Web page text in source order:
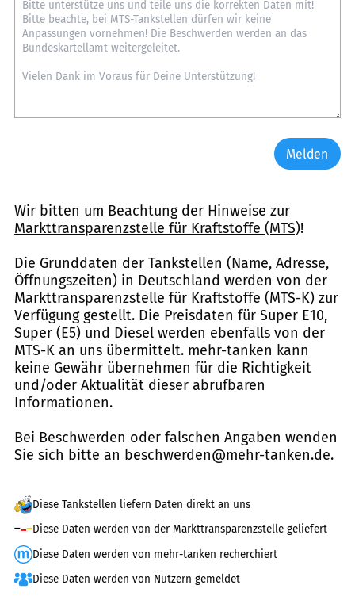
Melden
Wir bitten um Beachtung der Hinweise zur
Markttransparenzstelle für Kraftstoffe (MTS)!
Die Grunddaten der Tankstellen (Name, Adresse,
Öffnungszeiten) in Deutschland werden von der
Markttransparenzstelle für Kraftstoffe (MTS-K) zur
Verfügung gestellt. Die Preisdaten für Super E10,
Super (E5) und Diesel werden ebenfalls von der
MTS-K an uns übermittelt. mehr-tanken kann
keine Gewähr übernehmen für die Richtigkeit
und/oder Aktualität dieser abrufbaren
Informationen.
Bei Beschwerden oder falschen Angaben wenden
Sie sich bitte an beschwerden@mehr-tanken.de.
Diese Tankstellen liefern Daten direkt an uns
Diese Daten werden von der Markttransparenzstelle geliefert
Diese Daten werden von mehr-tanken recherchiert
Diese Daten werden von Nutzern gemeldet